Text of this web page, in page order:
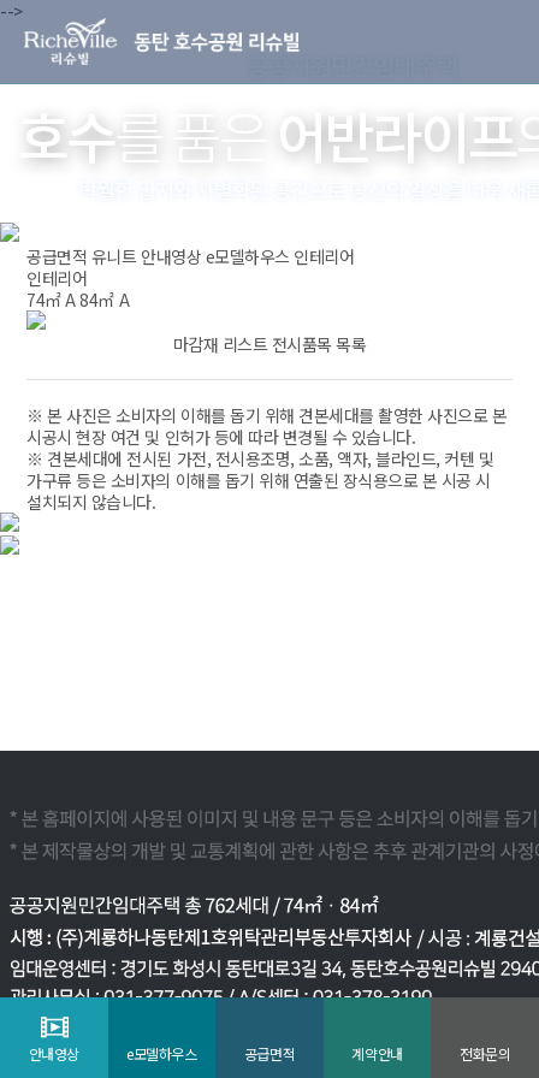
-->
안내영상 e모델하우스 공급면적 계약안내 전화문의
공급면적 유니트 안내영상 e모델하우스 인테리어
인테리어
74㎡ A84㎡ A
마감재 리스트 전시품목 목록
※ 본 사진은 소비자의 이해를 돕기 위해 견본세대를 촬영한 사진으로 본
시공시 현장 여건 및 인허가 등에 따라 변경될 수 있습니다.
※ 견본세대에 전시된 가전, 전시용조명, 소품, 액자, 블라인드, 커텐 및
가구류 등은 소비자의 이해를 돕기 위해 연출된 장식용으로 본 시공 시
설치되지 않습니다.